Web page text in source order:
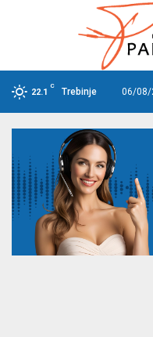
22.1
C
Trebinje 06/08/